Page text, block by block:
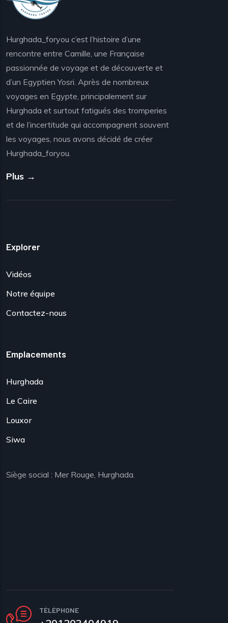
Hurghada_foryou c’est l’histoire d’une
rencontre entre Camille, une Française
passionnée de voyage et de découverte et
d’un Egyptien Yosri. Après de nombreux
voyages en Egypte, principalement sur
Hurghada et surtout fatigués des tromperies
et de l’incertitude qui accompagnent souvent
les voyages, nous avons décidé de créer
Hurghada_foryou.
Plus →
Explorer
Vidéos
Notre équipe
Contactez-nous
Emplacements
Hurghada
Le Caire
Louxor
Siwa
Siège social : Mer Rouge, Hurghada.
TÉLÉPHONE